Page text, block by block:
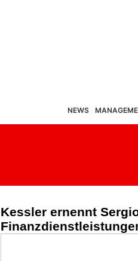
NEWS
Kessler ernennt